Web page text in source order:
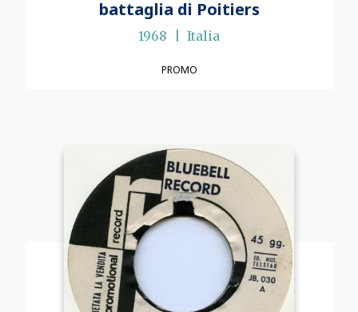
battaglia di Poitiers
1968 Italia
PROMO